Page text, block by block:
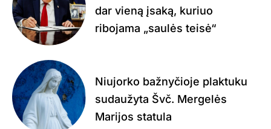
dar vieną įsaką, kuriuo
ribojama „saulės teisė“
Niujorko bažnyčioje plaktuku
sudaužyta Švč. Mergelės
Marijos statula